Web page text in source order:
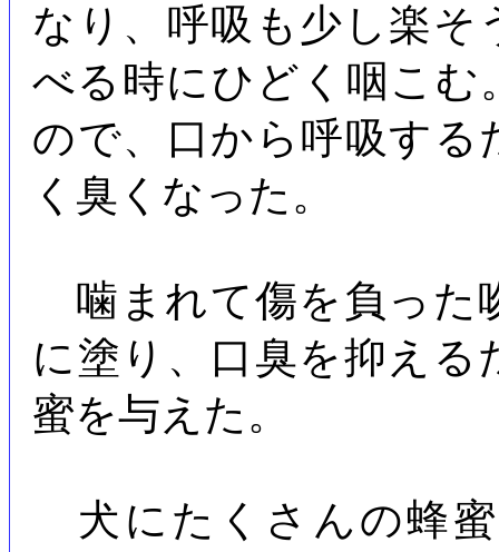
なり、呼吸も少し楽
べる時にひどく咽こむ
ので、口から呼吸する
く臭くなった。
噛まれて傷を負った
に塗り、口臭を抑え
蜜を与えた。
犬にたくさんの蜂